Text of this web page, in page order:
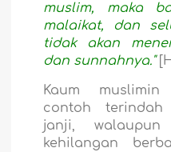
muslim, maka
malaikat, dan
tidak akan
dan sunnahnya."
Kaum
contoh terindah
janji, walaupun
kehilangan